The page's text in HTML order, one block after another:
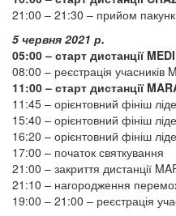
21:00 – 21:30 – прийом
5 червня 2021 р.
05:00 – старт дистанції
08:00 – реєстрація учасників
11:00 – старт дистанції
11:45 – орієнтовний фініш
15:40 – орієнтовний фініш
16:20 – орієнтовний фініш
17:00 – початок святкування
21:00 – закриття дистанції
21:10 – нагородження
19:00 – 21:00 – реєстрація